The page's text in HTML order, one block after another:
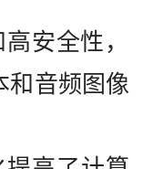
和音频图像